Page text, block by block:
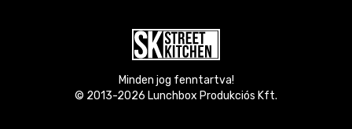
Minden jog fenntartva!
© 2013-2026 Lunchbox Produkciós Kft.